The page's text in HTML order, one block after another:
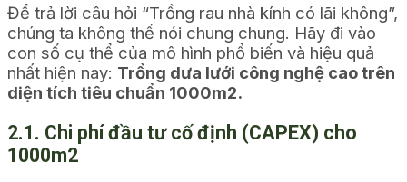
Để trả lời câu hỏi “Trồng rau nhà kính có lãi không”,
chúng ta không thể nói chung chung. Hãy đi vào
con số cụ thể của mô hình phổ biến và hiệu quả
nhất hiện nay: Trồng dưa lưới công nghệ cao trên
diện tích tiêu chuẩn 1000m2.
2.1. Chi phí đầu tư cố định (CAPEX) cho
1000m2